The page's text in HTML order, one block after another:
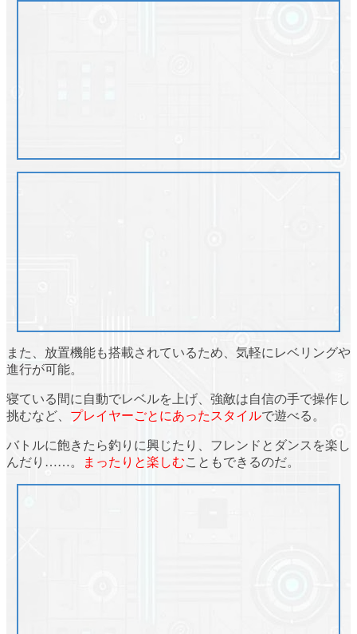
また、 放置機能も搭載されているため、気軽にレベリングや
進行が可能。
寝ている間に自動でレベルを上げ、強敵は自信の手で操作し
挑むなど、 プレイヤーごとにあったスタイルで遊べる。
バトルに飽きたら釣り に興じたり、 フレンドとダンス を楽し
んだり……。
まったりと楽しむこともできるのだ。